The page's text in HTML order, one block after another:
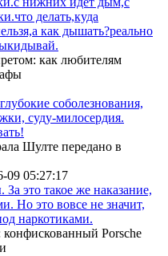
делать,куда
как дышать?реально
как любителям
соболезнования,
суду-милосердия.
Шулте передано в
09 05:27:17
За это такое же наказание,
Но это вовсе не значит,
наркотиками.
Porsche